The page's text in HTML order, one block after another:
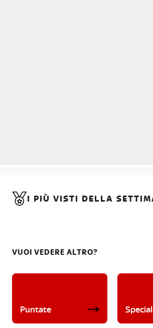
I PIÙ VISTI DELLA
VUOI VEDERE ALTRO?
Puntate